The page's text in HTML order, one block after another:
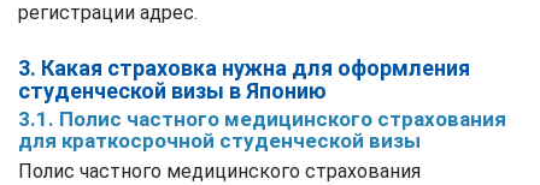
регистрации адрес.
3. Какая страховка нужна для оформления
студенческой визы в Японию
3.1. Полис частного медицинского страхования
для краткосрочной студенческой визы
Полис частного медицинского страхования